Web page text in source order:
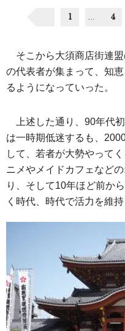
1 … 4
そこから大須商店街連
の代表者が集まって、知
るようになっていった。
上述した通り、90年代
は一時期低迷するも、
して、若者が大勢やって
ニメやメイドカフェなど
り、そして10年ほど前か
く時代、時代で活力を維持